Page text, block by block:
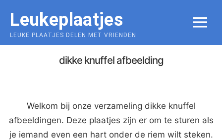
content
Leukeplaatjes
LEUKE PLAATJES DELEN MET VRIENDEN
MENU
dikke knuffel afbeelding
Welkom bij onze verzameling dikke knuffel
afbeeldingen. Deze plaatjes zijn er om te sturen als
je iemand even een hart onder de riem wilt steken.